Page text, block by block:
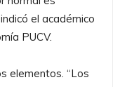
el académico
PUCV.
elementos. “Los